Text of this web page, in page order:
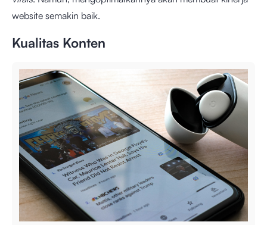
website semakin baik.
Kualitas Konten